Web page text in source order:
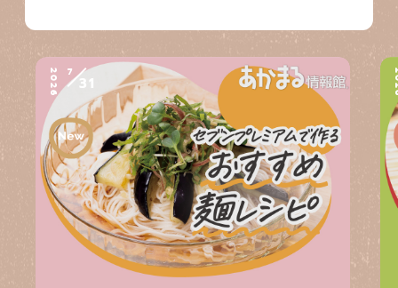
2026 7
31